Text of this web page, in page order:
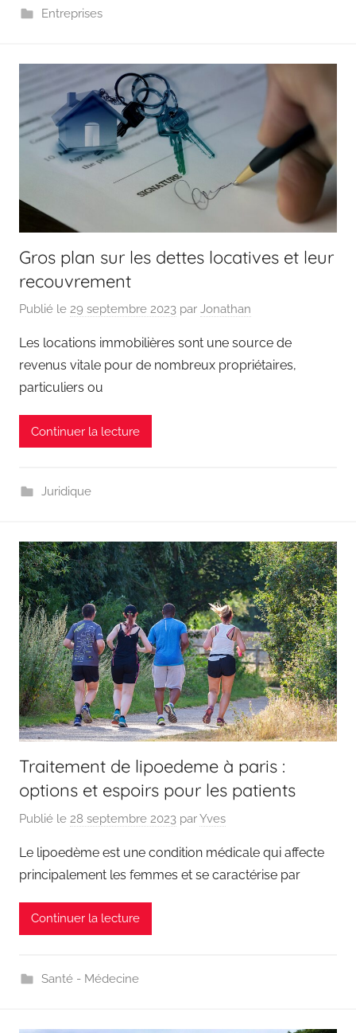
Entreprises
Gros plan sur les dettes locatives et leur
recouvrement
Publié le 29 septembre 2023 par Jonathan
Les locations immobilières sont une source de
revenus vitale pour de nombreux propriétaires,
particuliers ou
Continuer la lecture
Juridique
Traitement de lipoedeme à paris :
options et espoirs pour les patients
Publié le 28 septembre 2023 parYves
Le lipoedème est une condition médicale qui affecte
principalement les femmes et se caractérise par
Continuer la lecture
Santé - Médecine